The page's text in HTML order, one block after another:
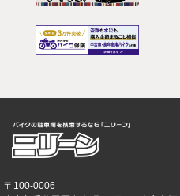
〒100-0006